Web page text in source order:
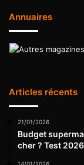
Annuaires
Articles récents
21/01/2026
Budget
cher ? Test 2026